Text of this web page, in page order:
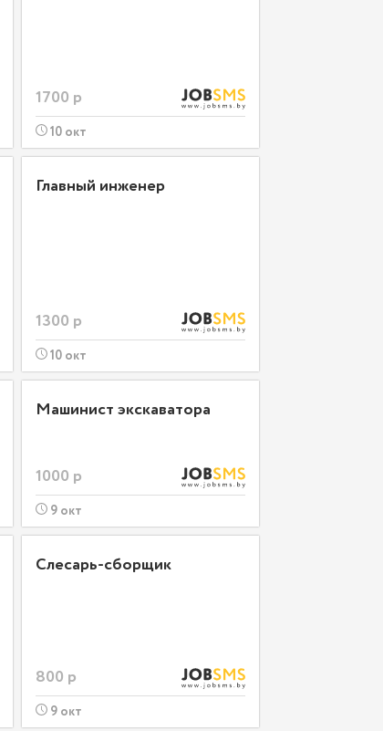
1700 р
10 окт
Главный инженер
1300 р
10 окт
Машинист экскаватора
1000 р
9 окт
Слесарь-сборщик
800 р
9 окт